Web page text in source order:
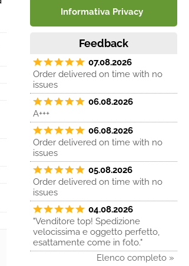
Informativa Privacy
Feedback
07.08.2026
Order delivered on time with no
issues
06.08.2026
A+++
06.08.2026
Order delivered on time with no
issues
05.08.2026
Order delivered on time with no
issues
04.08.2026
"Venditore top! Spedizione
velocissima e oggetto perfetto,
esattamente come in foto."
Elenco completo »